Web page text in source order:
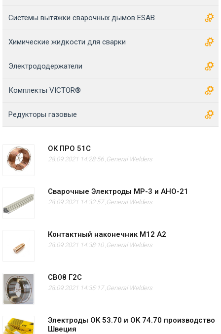
Системы вытяжки сварочных дымов ESAB
Химические жидкости для сварки
Электрододержатели
Комплекты VICTOR®
Редукторы газовые
ОК ПРО 51С
28.09.2021 14:28:56 , General Welders
Сварочные Электроды МР-3 и АНО-21
28.09.2021 14:32:57 , General Welders
Контактный наконечник M12 А2
28.09.2021 14:38:10 , General Welders
СВ08 Г2С
28.09.2021 14:35:17 , General Welders
Электроды OK 53.70 и OK 74.70 производство
Швеция